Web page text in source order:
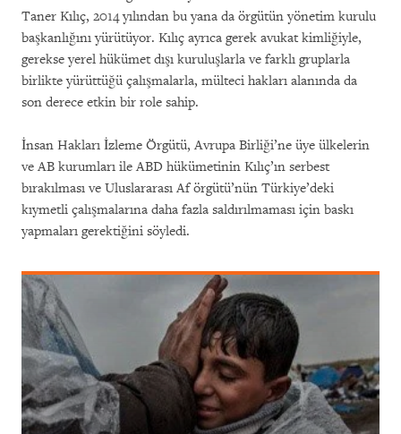
Taner Kılıç, 2014 yılından bu yana da örgütün yönetim kurulu
başkanlığını yürütüyor. Kılıç ayrıca gerek avukat kimliğiyle,
gerekse yerel hükümet dışı kuruluşlarla ve farklı gruplarla
birlikte yürüttüğü çalışmalarla, mülteci hakları alanında da
son derece etkin bir role sahip.
İnsan Hakları İzleme Örgütü, Avrupa Birliği’ne üye ülkelerin
ve AB kurumları ile ABD hükümetinin Kılıç’ın serbest
bırakılması ve Uluslararası Af örgütü’nün Türkiye’deki
kıymetli çalışmalarına daha fazla saldırılmaması için baskı
yapmaları gerektiğini söyledi.